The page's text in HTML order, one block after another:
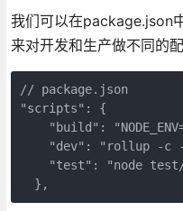
我们可以在package.json
来对开发和生产做不同的配
// package.json
"scripts": {
"build":
"dev": "rollup -c
"test": "node
  },